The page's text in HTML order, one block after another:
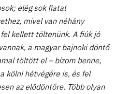
elég sok fiatal
mivel van néhány
kellett töltenünk. A fiúk jó
a magyar bajnoki döntő
töltött el – bízom benne,
kölni hétvégére is, és fel
az elődöntőre. Több olyan